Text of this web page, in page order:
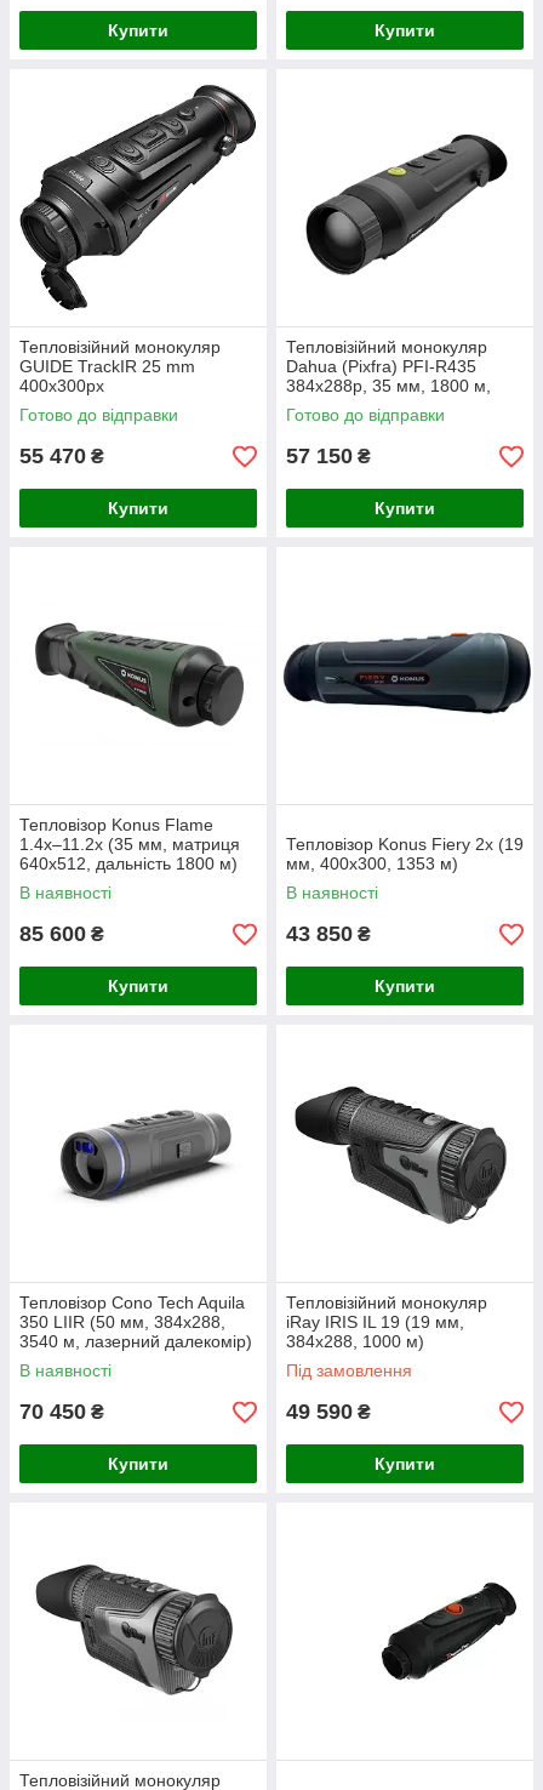
Купити Купити
Тепловізійний монокуляр
GUIDE TrackIR 25 mm
400x300px
Готово до відправки
55 470 ₴
Купити
Тепловізійний монокуляр
Dahua (Pixfra) PFI-R435
384x288p, 35 мм, 1800 м,
WiFi
Готово до відправки
57 150 ₴
Купити
Тепловізор Konus Flame
1.4x–11.2x (35 мм, матриця
640x512, дальність 1800 м)
В наявності
85 600 ₴
Купити
Тепловізор Konus Fiery 2x (19
мм, 400x300, 1353 м)
В наявності
43 850 ₴
Купити
Тепловізор Cono Tech Aquila
350 LIIR (50 мм, 384х288,
3540 м, лазерний далекомір)
В наявності
70 450 ₴
Купити
Тепловізійний монокуляр
iRay IRIS IL 19 (19 мм,
384x288, 1000 м)
Під замовлення
49 590 ₴
Купити
Тепловізійний монокуляр